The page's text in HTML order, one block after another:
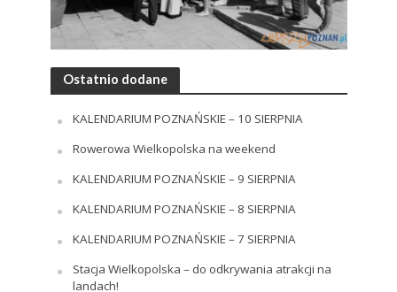
Ostatnio dodane
KALENDARIUM POZNAŃSKIE – 10 SIERPNIA
Rowerowa Wielkopolska na weekend
KALENDARIUM POZNAŃSKIE – 9 SIERPNIA
KALENDARIUM POZNAŃSKIE – 8 SIERPNIA
KALENDARIUM POZNAŃSKIE – 7 SIERPNIA
Stacja Wielkopolska – do odkrywania atrakcji na
landach!